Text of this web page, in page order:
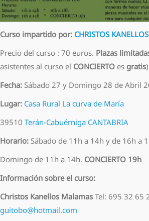
Curso impartido por: CHRISTOS
Precio del curso : 70 euros. Plazas
asistentes al curso el CONCIERTO es gratis
Fecha: Sábado 27 y Domingo 28 de Abril
Lugar: Casa Rural La curva de María
39510 Terán-Cabuérniga CANTABRIA
Horario: Sábado de 11h a 14h y de 16h a
Domingo de 11h a 14h. CONCIERTO 19h
Información sobre el curso:
Christos Kanellos Malamas Tel: 695 32 65
guitobo@hotmail.com